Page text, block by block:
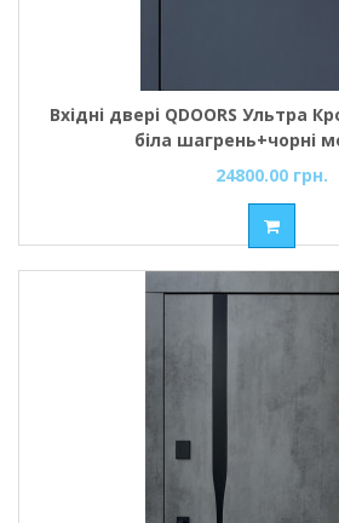
Вхідні двері QDOORS Ультра
біла шагрень+чорні
24800.00 грн.